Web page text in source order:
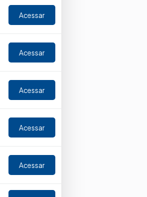
Acessar
Acessar
Acessar
Acessar
Acessar